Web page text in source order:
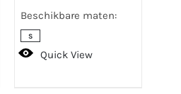
Beschikbare maten:
S
Quick View